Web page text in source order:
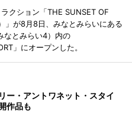
クション「THE SUNSET OF
」が8月8日、みなとみらいにある
なとみらい4）内の
」にオープンした。
ー・アントワネット・スタイ
作品も